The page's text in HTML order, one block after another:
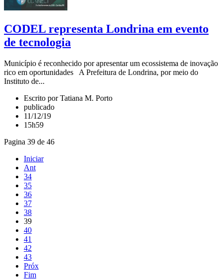
CODEL representa Londrina em evento
de tecnologia
Município é reconhecido por apresentar um ecossistema de inovação
rico em oportunidades A Prefeitura de Londrina, por meio do
Instituto de...
Escrito por Tatiana M. Porto
publicado
11/12/19
15h59
Pagina 39 de 46
Iniciar
Ant
34
35
36
37
38
39
40
41
42
43
Próx
Fim